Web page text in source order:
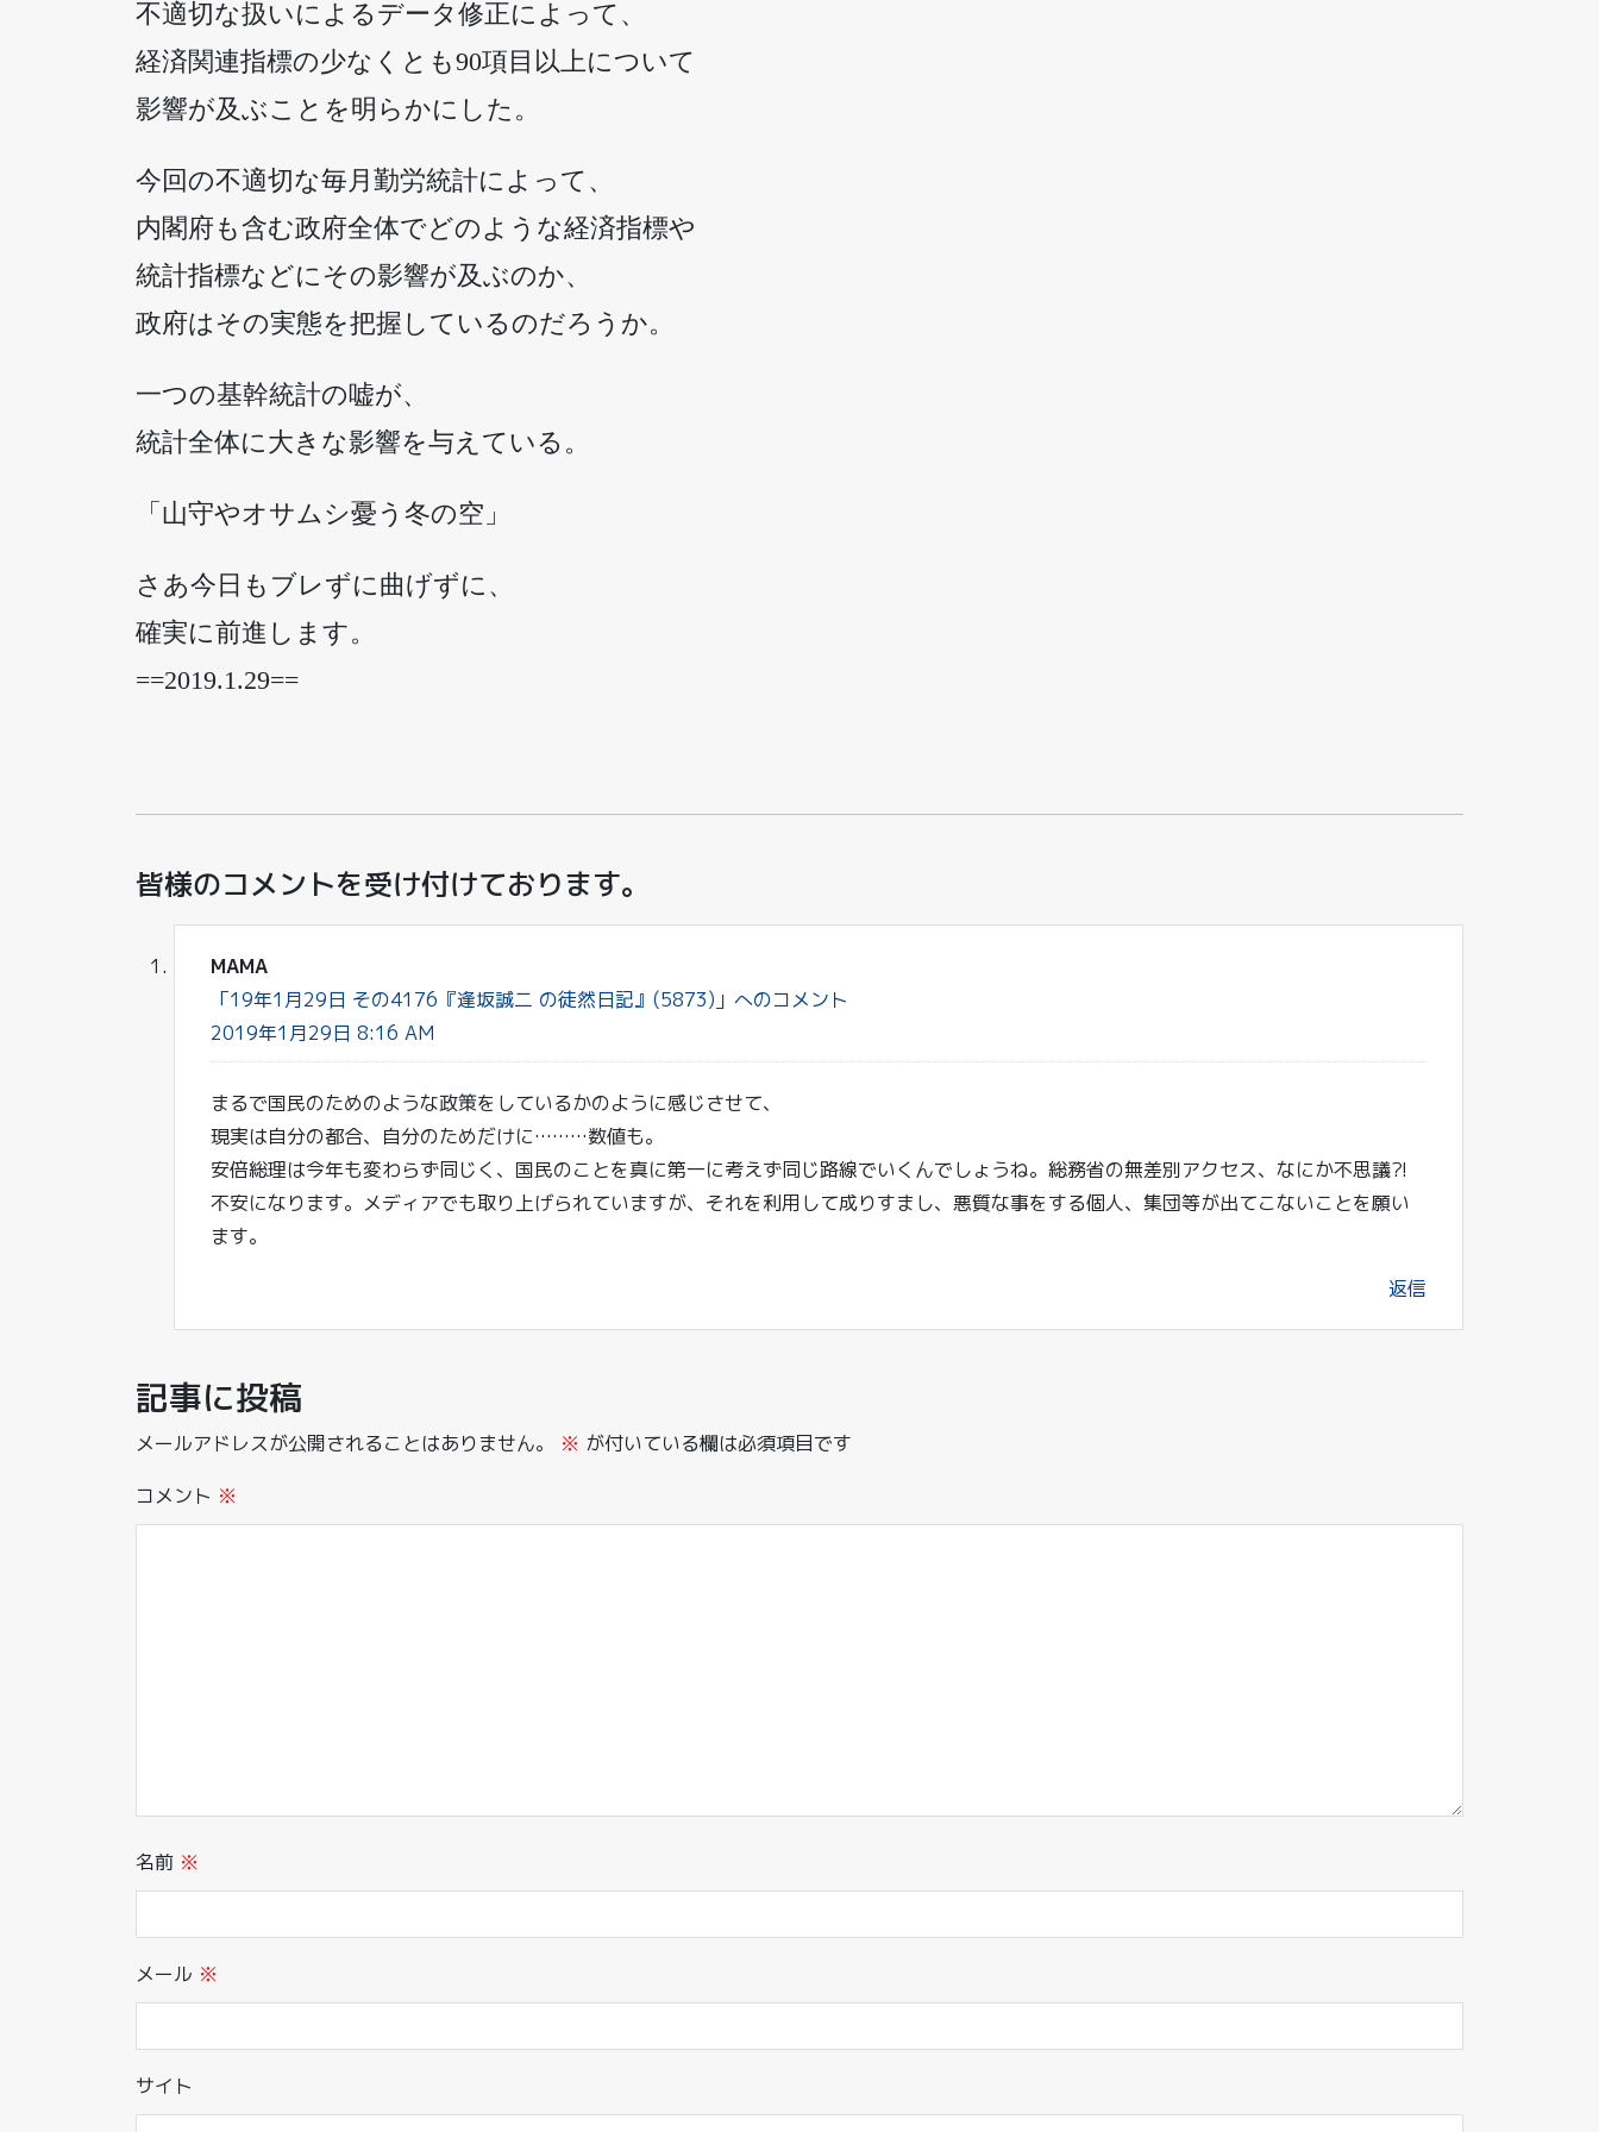
不適切な扱いによるデータ修正によって、
経済関連指標の少なくとも90項目以上について
影響が及ぶことを明らかにした。
今回の不適切な毎月勤労統計によって、
内閣府も含む政府全体でどのような経済指標や
統計指標などにその影響が及ぶのか、
政府はその実態を把握しているのだろうか。
一つの基幹統計の嘘が、
統計全体に大きな影響を与えている。
「山守やオサムシ憂う冬の空」
さあ今日もブレずに曲げずに、
確実に前進します。
==2019.1.29==
皆様のコメントを受け付けております。
MAMA
「19年1月29日 その4176『逢坂誠二 の徒然日記』(5873)」へのコメント
2019年1月29日 8:16 AM
まるで国民のためのような政策をしているかのように感じさせて、
現実は自分の都合、自分のためだけに………数値も。
安倍総理は今年も変わらず同じく、国民のことを真に第一に考えず同じ路線でいくんでしょうね。総務省の無差別アクセス、なにか不思議⁈
不安になります。メディアでも取り上げられていますが、それを利用して成りすまし、悪質な事をする個人、集団等が出てこないことを願い
ます。
返信
記事に投稿
メールアドレスが公開されることはありません。 ※ が付いている欄は必須項目です
コメント ※
名前 ※
メール ※
サイト